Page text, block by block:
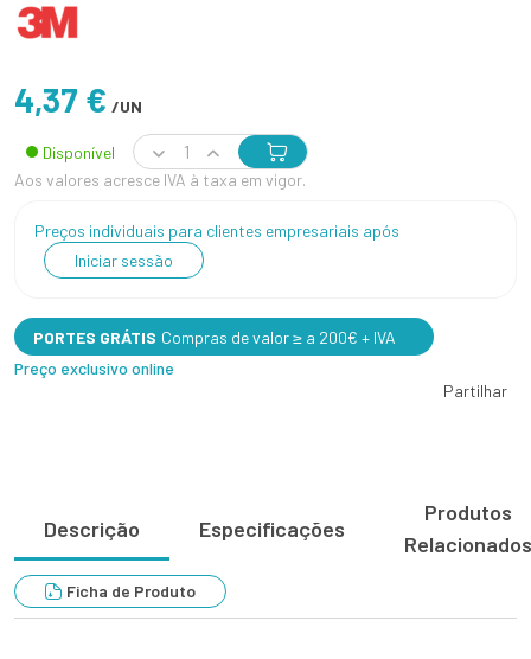
4,37 € /UN
Disponível
Aos valores acresce IVA à taxa em vigor.
Preços individuais para clientes empresariais após
Iniciar sessão
PORTES GRÁTIS Compras de valor ≥ a 200€ + IVA
Preço exclusivo online
Partilhar
Descrição Especificações
Produtos
Relacionados
Ficha de Produto